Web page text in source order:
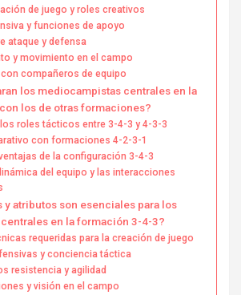
de juego y roles creativos
y funciones de apoyo
ataque y defensa
y movimiento en el campo
compañeros de equipo
los mediocampistas centrales en la
los de otras formaciones?
roles tácticos entre 3-4-3 y 4-3-3
con formaciones 4-2-3-1
de la configuración 3-4-3
del equipo y las interacciones
y atributos son esenciales para los
en la formación 3-4-3?
requeridas para la creación de juego
y conciencia táctica
resistencia y agilidad
y visión en el campo